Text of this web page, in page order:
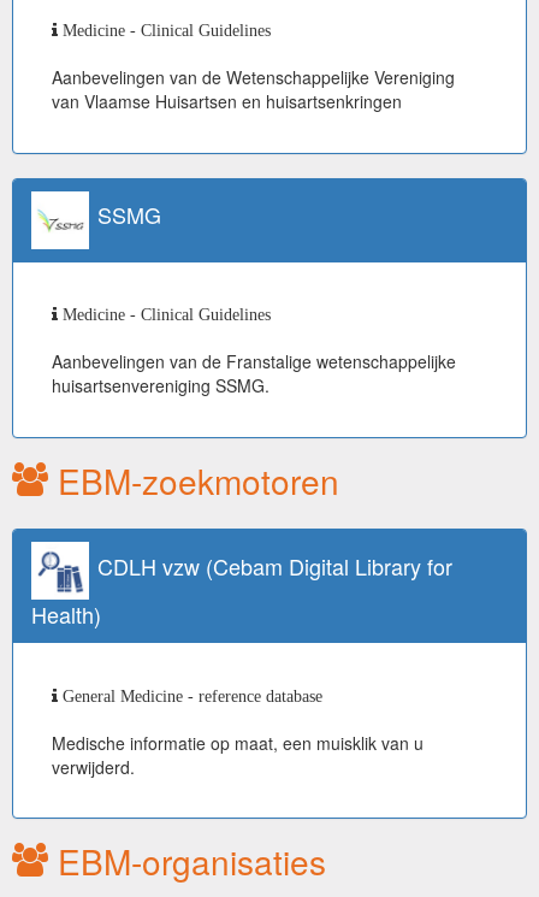
Medicine - Clinical Guidelines
Aanbevelingen van de Wetenschappelijke Vereniging
van Vlaamse Huisartsen en huisartsenkringen
SSMG
Medicine - Clinical Guidelines
Aanbevelingen van de Franstalige wetenschappelijke
huisartsenvereniging SSMG.
EBM-zoekmotoren
CDLH vzw (Cebam Digital Library for
Health)
General Medicine - reference database
Medische informatie op maat, een muisklik van u
verwijderd.
EBM-organisaties